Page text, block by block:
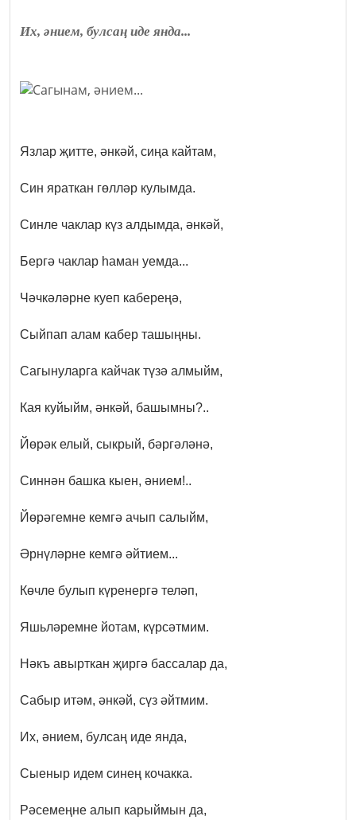
Их, әнием, булсаң иде янда...
Язлар җитте, әнкәй, сиңа кайтам,
Син яраткан гөлләр кулымда.
Синле чаклар күз алдымда, әнкәй,
Бергә чаклар һаман уемда...
Чәчкәләрне куеп кабереңә,
Сыйпап алам кабер ташыңны.
Сагынуларга кайчак түзә алмыйм,
Кая куйыйм, әнкәй, башымны?..
Йөрәк елый, сыкрый, бәргәләнә,
Синнән башка кыен, әнием!..
Йөрәгемне кемгә ачып салыйм,
Әрнүләрне кемгә әйтием...
Көчле булып күренергә теләп,
Я шьләремне йотам, күрсәтмим.
Нәкъ авырткан җиргә бассалар да,
Сабыр итәм, әнкәй, сүз әйтмим.
Их, әнием, булсаң иде янда,
Сыеныр идем синең кочакка.
Рәсемеңне алып карыймын да,